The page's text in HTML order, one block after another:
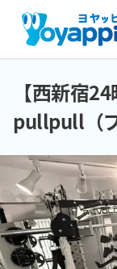
【西新宿
pullpull（